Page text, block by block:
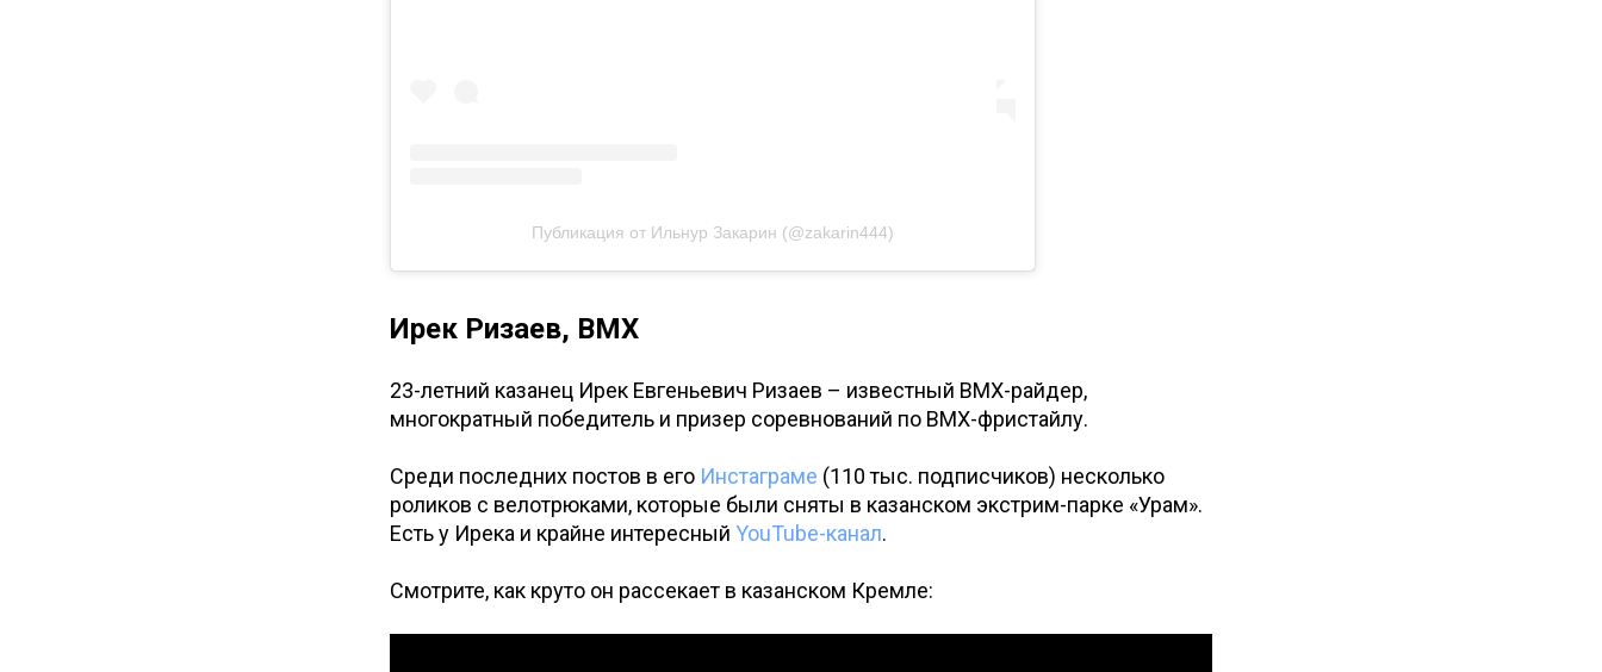
Публикация от Ильнур Закарин (@zakarin444)
Ирек Ризаев, ВМХ
23-летний казанец Ирек Евгеньевич Ризаев – известный BMX-райдер,
многократный победитель и призер соревнований по BMX-фристайлу.
Среди последних постов в его Инстаграме (110 тыс. подписчиков) несколько
роликов с велотрюками, которые были сняты в казанском экстрим-парке «Урам».
Есть у Ирека и крайне интересный YouTube-канал.
Смотрите, как круто он рассекает в казанском Кремле: